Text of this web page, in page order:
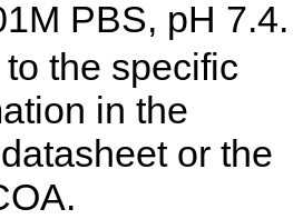
PBS, pH 7.4.
the specific
in the
or the